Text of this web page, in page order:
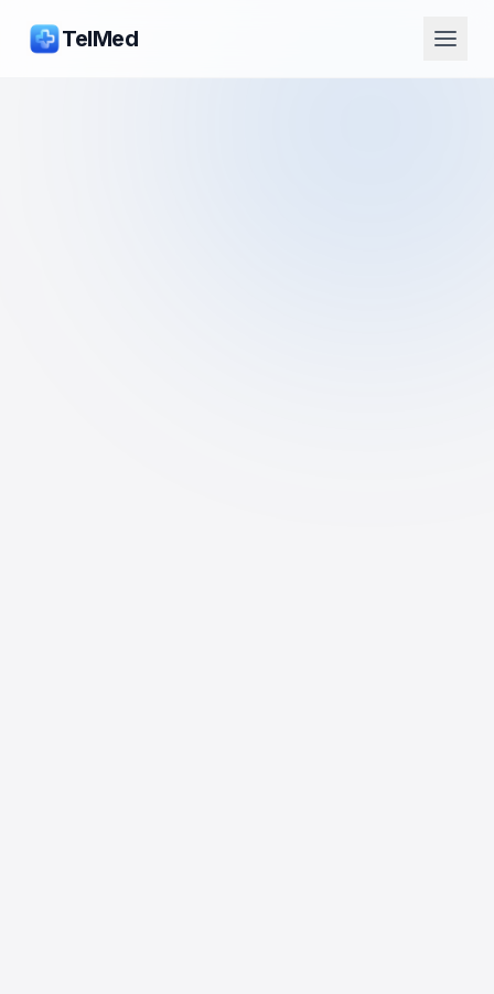
TelMed